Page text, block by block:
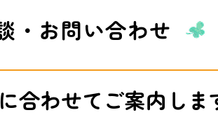
・お問い合わせ
合わせて ご案内しま